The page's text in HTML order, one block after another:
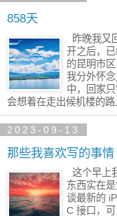
858天
昨晚我又
开之后，
的昆明市
我分外怀
中，回家
会想着​在走出候机楼的路
2023-09-13
那些我喜欢写的事情
这个早上
东西实在
谈最新的
C 接口，